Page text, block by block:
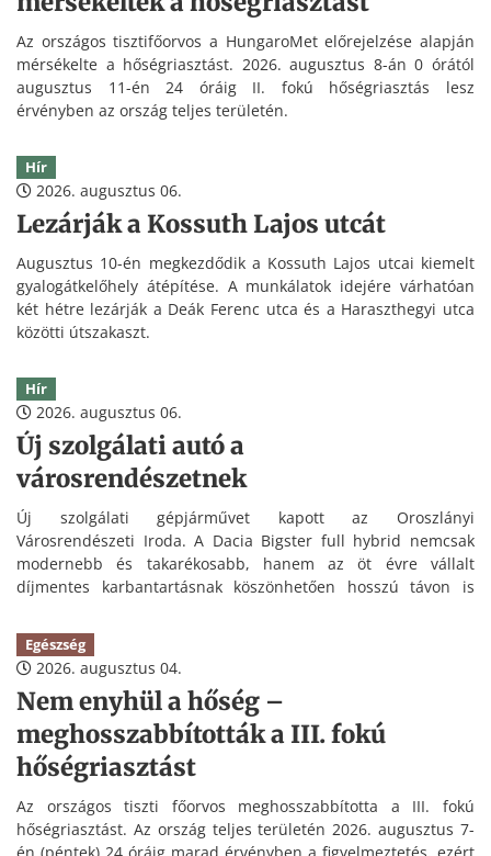
Az országos tisztifőorvos a HungaroMet előrejelzése alapján
mérsékelte a hőségriasztást. 2026. augusztus 8-án 0 órától
augusztus 11-én 24 óráig II. fokú hőségriasztás lesz
érvényben az ország teljes területén.
Hír
2026. augusztus 06.
Lezárják a Kossuth Lajos utcát
Augusztus 10-én megkezdődik a Kossuth Lajos utcai kiemelt
gyalogátkelőhely átépítése. A munkálatok idejére várhatóan
két hétre lezárják a Deák Ferenc utca és a Haraszthegyi utca
közötti útszakaszt.
Hír
2026. augusztus 06.
Új szolgálati autó a
városrendészetnek
Új szolgálati gépjárművet kapott az Oroszlányi
Városrendészeti Iroda. A Dacia Bigster full hybrid nemcsak
modernebb és takarékosabb, hanem az öt évre vállalt
díjmentes karbantartásnak köszönhetően hosszú távon is
Egészség
2026. augusztus 04.
Nem enyhül a hőség –
meghosszabbították a III. fokú
hőségriasztást
Az országos tiszti főorvos meghosszabbította a III. fokú
hőségriasztást. Az ország teljes területén 2026. augusztus 7-